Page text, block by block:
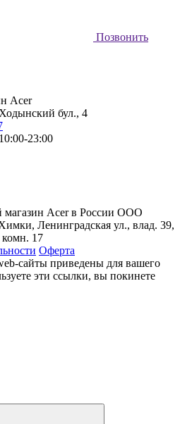
Позвонить
Acer
Ходынский бул., 4
23:00
Acer в России ООО
Ленинградская ул., влад. 39,
комн. 17
Оферта
сайты приведены для вашего
эти ссылки, вы покинете